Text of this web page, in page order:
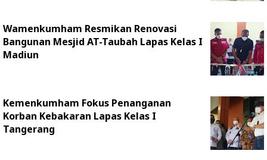
Wamenkumham Resmikan Renovasi
Bangunan Mesjid AT-Taubah Lapas Kelas I
Madiun
Kemenkumham Fokus Penanganan
Korban Kebakaran Lapas Kelas I
Tangerang